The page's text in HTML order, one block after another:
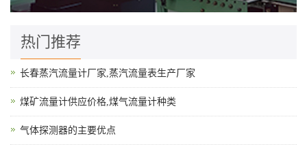
热门推荐
长春蒸汽流量计厂家,蒸汽流量表生产厂家
煤矿流量计供应价格,煤气流量计种类
气体探测器的主要优点